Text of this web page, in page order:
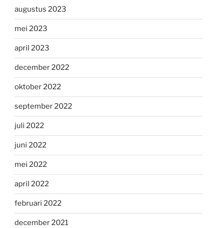
augustus 2023
mei 2023
april 2023
december 2022
oktober 2022
september 2022
juli 2022
juni 2022
mei 2022
april 2022
februari 2022
december 2021